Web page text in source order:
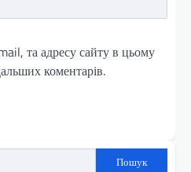
та адресу сайту в цьому
коментарів.
Пошук